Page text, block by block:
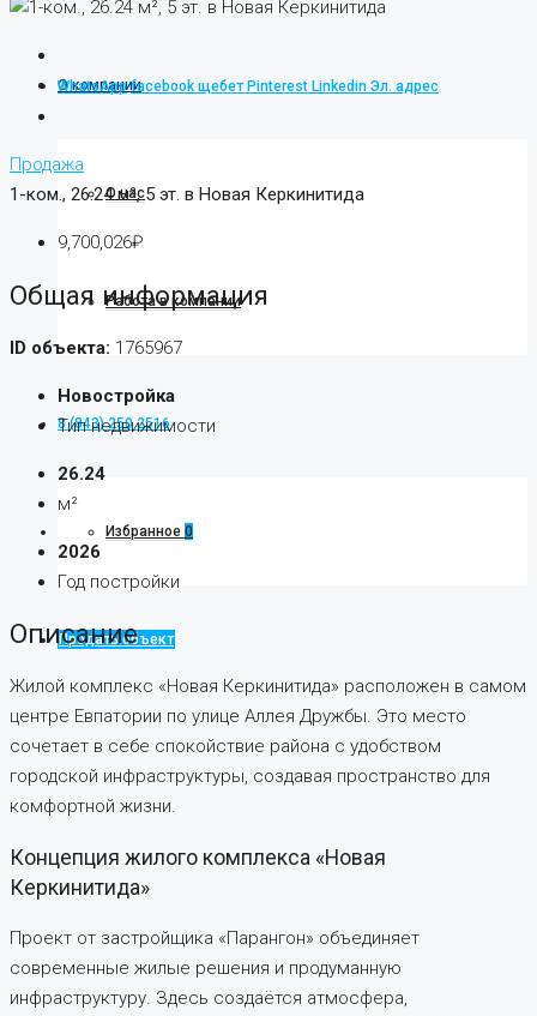
О компании
О нас
Работа в компании
8 (843) 250 2516
Избранное 0
Продать объект
WhatsApp facebook щебет Pinterest Linkedin Эл. адрес
Продажа
1-ком., 26.24 м², 5 эт. в Новая Керкинитида
9,700,026₽
Общая информация
ID объекта: 1765967
Новостройка
Тип недвижимости
26.24
м²
2026
Год постройки
Описание
Жилой комплекс «Новая Керкинитида» расположен в самом
центре Евпатории по улице Аллея Дружбы. Это место
сочетает в себе спокойствие района с удобством
городской инфраструктуры, создавая пространство для
комфортной жизни.
Концепция жилого комплекса «Новая
Керкинитида»
Проект от застройщика «Парангон» объединяет
современные жилые решения и продуманную
инфраструктуру. Здесь создаётся атмосфера,